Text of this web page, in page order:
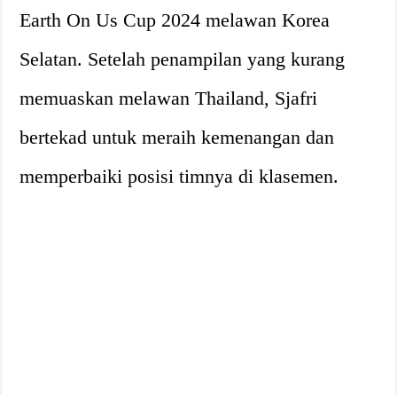
Earth On Us Cup 2024 melawan Korea
Selatan. Setelah penampilan yang kurang
memuaskan melawan Thailand, Sjafri
bertekad untuk meraih kemenangan dan
memperbaiki posisi timnya di klasemen.